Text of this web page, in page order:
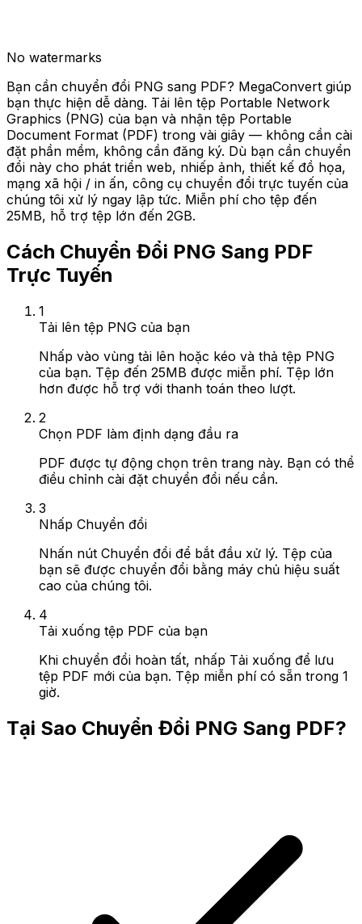
No watermarks
Bạn cần chuyển đổi PNG sang PDF? MegaConvert giúp
bạn thực hiện dễ dàng. Tải lên tệp Portable Network
Graphics (PNG) của bạn và nhận tệp Portable
Document Format (PDF) trong vài giây — không cần cài
đặt phần mềm, không cần đăng ký. Dù bạn cần chuyển
đổi này cho phát triển web, nhiếp ảnh, thiết kế đồ họa,
mạng xã hội / in ấn, công cụ chuyển đổi trực tuyến của
chúng tôi xử lý ngay lập tức. Miễn phí cho tệp đến
25MB, hỗ trợ tệp lớn đến 2GB.
Cách Chuyển Đổi PNG Sang PDF
Trực Tuyến
1
Tải lên tệp PNG của bạn
Nhấp vào vùng tải lên hoặc kéo và thả tệp PNG
của bạn. Tệp đến 25MB được miễn phí. Tệp lớn
hơn được hỗ trợ với thanh toán theo lượt.
2
Chọn PDF làm định dạng đầu ra
PDF được tự động chọn trên trang này. Bạn có thể
điều chỉnh cài đặt chuyển đổi nếu cần.
3
Nhấp Chuyển đổi
Nhấn nút Chuyển đổi để bắt đầu xử lý. Tệp của
bạn sẽ được chuyển đổi bằng máy chủ hiệu suất
cao của chúng tôi.
4
Tải xuống tệp PDF của bạn
Khi chuyển đổi hoàn tất, nhấp Tải xuống để lưu
tệp PDF mới của bạn. Tệp miễn phí có sẵn trong 1
giờ.
Tại Sao Chuyển Đổi PNG Sang PDF?